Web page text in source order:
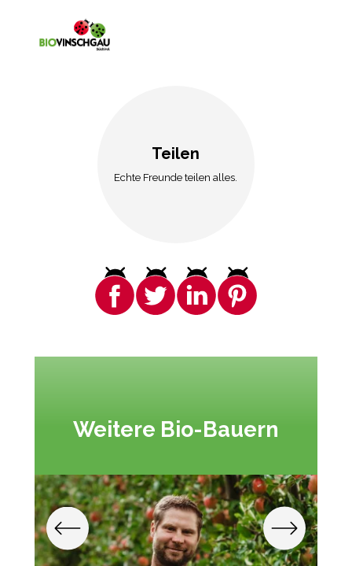
Teilen
Echte Freunde teilen alles.
Weitere Bio-Bauern